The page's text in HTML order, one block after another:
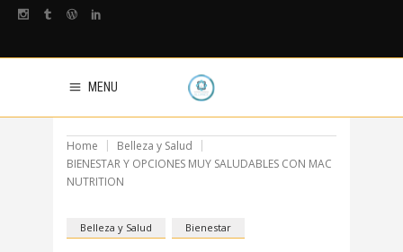
MENU
Home
Belleza y Salud
BIENESTAR Y OPCIONES MUY SALUDABLES CON MAC
NUTRITION
Belleza y Salud Bienestar